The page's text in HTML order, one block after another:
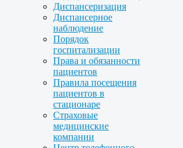
Диспансеризация
Диспансерное
наблюдение
Порядок
госпитализации
Права и обязанности
пациентов
Правила посещения
пациентов в
стационаре
Страховые
медицинские
компании